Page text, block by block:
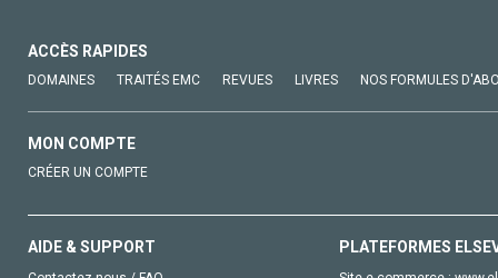
ACCÈS RAPIDES
DOMAINES TRAITÉS EMC REVUES LIVRES NOS FORMULES
MON COMPTE
CRÉER UN COMPTE
AIDE & SUPPORT PLATEFORMES